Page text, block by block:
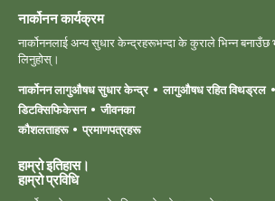
नार्कोनन कार्यक्रम
नार्कोननलाई अन्य सुधार केन्द्रहरूभन्दा के कुराले भिन्न बनाउँछ
लिनुहोस्।
नार्कोनन लागुऔषध सुधार केन्द्र
लागुऔषध रहित विथड्रल
डिटक्सिफिकेसन
जीवनका
कौशलताहरू
प्रमाणपत्रहरू
हाम्रो इतिहास।
हाम्रो ‍प्रविधि